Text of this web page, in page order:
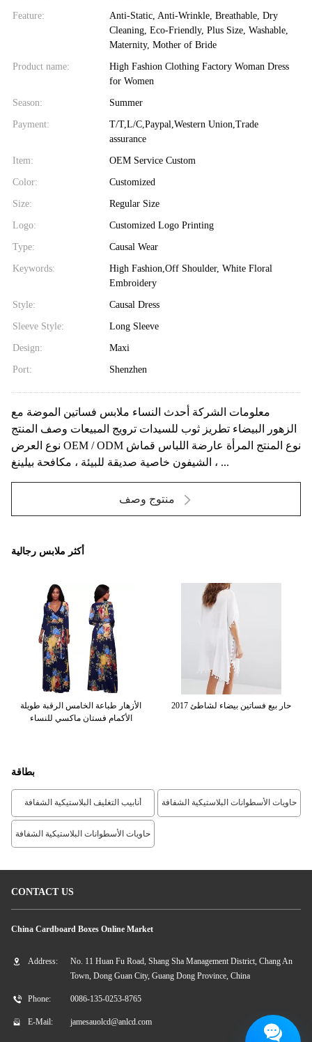
Feature:
Anti-Static, Anti-Wrinkle, Breathable, Dry
Cleaning, Eco-Friendly, Plus Size, Washable,
Maternity, Mother of Bride
Product name:
High Fashion Clothing Factory Woman Dress
for Women
Season: Summer
Payment:
T/T,L/C,Paypal,Western Union,Trade
assurance
Item: OEM Service Custom
Color: Customized
Size: Regular Size
Logo: Customized Logo Printing
Type: Causal Wear
Keywords:
High Fashion,Off Shoulder, White Floral
Embroidery
Style: Causal Dress
Sleeve Style: Long Sleeve
Design: Maxi
Port: Shenzhen
معلومات الشركة أحدث النساء ملابس فساتين الموضة مع
الزهور البيضاء تطريز ثوب للسيدات ترويج المبيعات وصف المنتج
نوع العرض OEM / ODM نوع المنتج المرأة عارضة اللباس قماش
الشيفون خاصية صديقة للبيئة ، مكافحة بيلينغ ، ...
منتوج وصف
أكثر ملابس رجالية
الأزهار طباعة الخامس الرقبة طويلة
الأكمام فستان ماكسي للنساء
2017 حار بيع فساتين بيضاء لشاطئ
بطاقة
أنابيب التغليف البلاستيكية الشفافة حاويات الأسطوانات البلاستيكية الشفافة
حاويات الأسطوانات البلاستيكية الشفافة
CONTACT US
China Cardboard Boxes Online Market
Address:
No. 11 Huan Fu Road, Shang Sha Management District, Chang An
Town, Dong Guan City, Guang Dong Province, China
Phone: 0086-135-0253-8765
E-Mail: jamesauolcd@anlcd.com